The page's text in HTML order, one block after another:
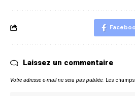
Laissez un commentaire
Votre adresse e-mail ne sera pas publiée. Les